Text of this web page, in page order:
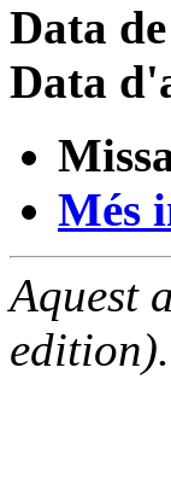
Data
Data
Més
Aquest
edition).